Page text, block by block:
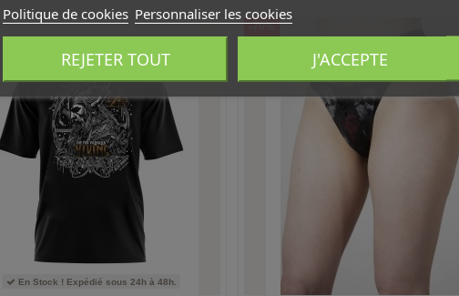
En Stock ! Expédié sous 24h à 48h.
-70%
Politique de cookies Personnaliser les cookies
REJETER TOUT J'ACCEPTE